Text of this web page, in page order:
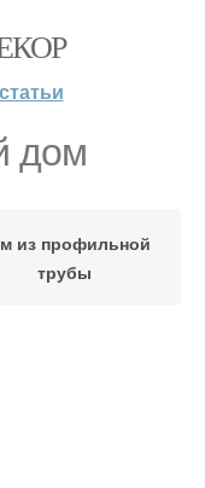
статьи
дом
из профильной
трубы